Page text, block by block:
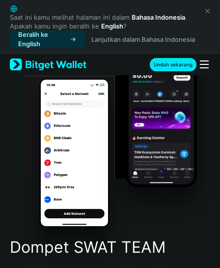
English
日本語
Tiếng Việt
Русский
Español (Latinoamérica)
Türkçe
Italiano
Português (Portugal)
Bahasa Indonesia
Português (Brasil)
Español (Argentina)
Saat ini kamu melihat halaman ini dalam Bahasa Indonesia.
Apakah kamu ingin beralih ke English?
Beralih ke
English
Lanjutkan dalam Bahasa Indonesia
Unduh sekarang
Dompet SWAT TEAM